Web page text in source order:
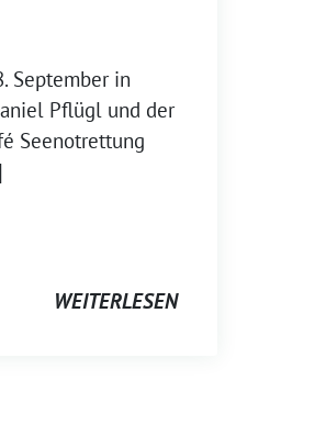
September in
Pflügl und der
Seenotrettung
WEITERLESEN